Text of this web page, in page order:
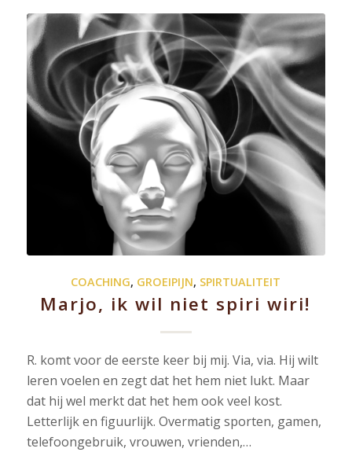
COACHING, GROEIPIJN, SPIRTUALITEIT
Marjo, ik wil niet spiri wiri!
R. komt voor de eerste keer bij mij. Via, via. Hij wilt
leren voelen en zegt dat het hem niet lukt. Maar
dat hij wel merkt dat het hem ook veel kost.
Letterlijk en figuurlijk. Overmatig sporten, gamen,
telefoongebruik, vrouwen, vrienden,…